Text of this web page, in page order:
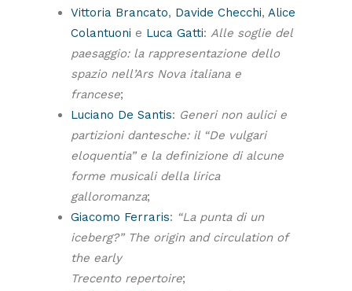
Vittoria Brancato, Davide Checchi, Alice
Colantuoni e Luca Gatti: Alle soglie del
paesaggio: la rappresentazione dello
spazio nell’Ars Nova italiana e
francese;
Luciano De Santis: Generi non aulici e
partizioni dantesche: il “De vulgari
eloquentia” e la definizione di alcune
forme musicali della lirica
galloromanza;
Giacomo Ferraris: “La punta di un
iceberg?” The origin and circulation of
the early
Trecento repertoire;